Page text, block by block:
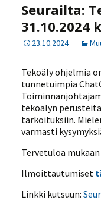
Seurailta:
31.10.2024
23.10.2024
Tekoäly ohjelmia
tunnetuimpia
tekoälyn
tarkoituksiin.
varmasti
Tervetuloa
Ilmoittautumiset
Linkki kutsuun: